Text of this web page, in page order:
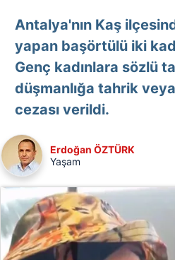
Antalya'nın Kaş
yapan başörtülü iki
Genç kadınlara sözlü
düşmanlığa tahrik
cezası verildi.
Erdoğan ÖZTÜRK
Yaşam